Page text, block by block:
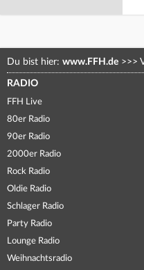
Du bist hier: www.FFH.de >>>
RADIO
FFH Live
80er Radio
90er Radio
2000er Radio
Rock Radio
Oldie Radio
Schlager Radio
Party Radio
Lounge Radio
Weihnachtsradio